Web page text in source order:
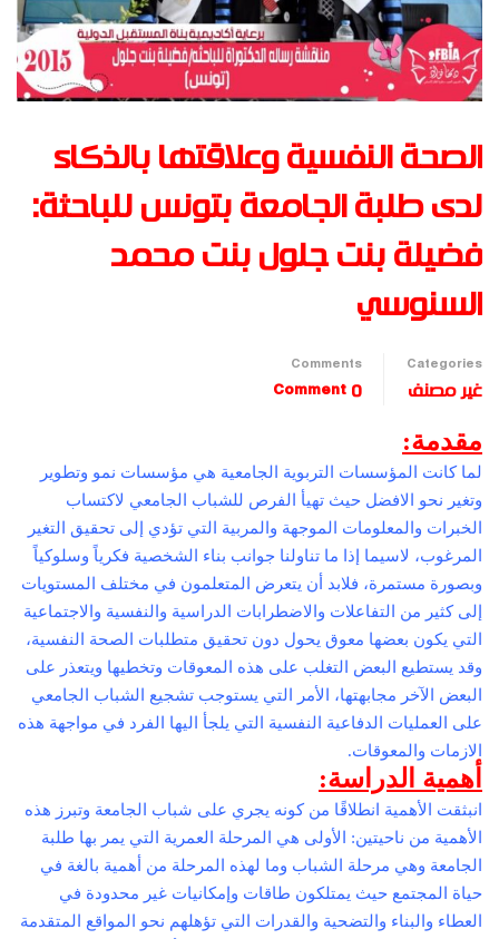
الصحة النفسية وعلاقتها بالذكاء
لدى طلبة الجامعة بتونس للباحثة:
فضيلة بنت جلول بنت محمد
السنوسي
Categories
غير مصنف
Comments
0 Comment
مقدمة:
لما كانت المؤسسات التربوية الجامعية هي مؤسسات نمو وتطوير
وتغير نحو الافضل حيث تهيأ الفرص للشباب الجامعي لاكتساب
الخبرات والمعلومات الموجهة والمربية التي تؤدي إلى تحقيق التغير
المرغوب، لاسيما إذا ما تناولنا جوانب بناء الشخصية فكرياً وسلوكياً
وبصورة مستمرة، فلابد أن يتعرض المتعلمون في مختلف المستويات
إلى كثير من التفاعلات والاضطرابات الدراسية والنفسية والاجتماعية
التي يكون بعضها معوق يحول دون تحقيق متطلبات الصحة النفسية،
وقد يستطيع البعض التغلب على هذه المعوقات وتخطيها ويتعذر على
البعض الآخر مجابهتها، الأمر التي يستوجب تشجيع الشباب الجامعي
على العمليات الدفاعية النفسية التي يلجأ اليها الفرد في مواجهة هذه
الازمات والمعوقات.
أهمية الدراسة:
انبثقت الأهمية انطلاقًا من كونه يجري على شباب الجامعة وتبرز هذه
الأهمية من ناحيتين: الأولى هي المرحلة العمرية التي يمر بها طلبة
الجامعة وهي مرحلة الشباب وما لهذه المرحلة من أهمية بالغة في
حياة المجتمع حيث يمتلكون طاقات وإمكانيات غير محدودة في
العطاء والبناء والتضحية والقدرات التي تؤهلهم نحو المواقع المتقدمة